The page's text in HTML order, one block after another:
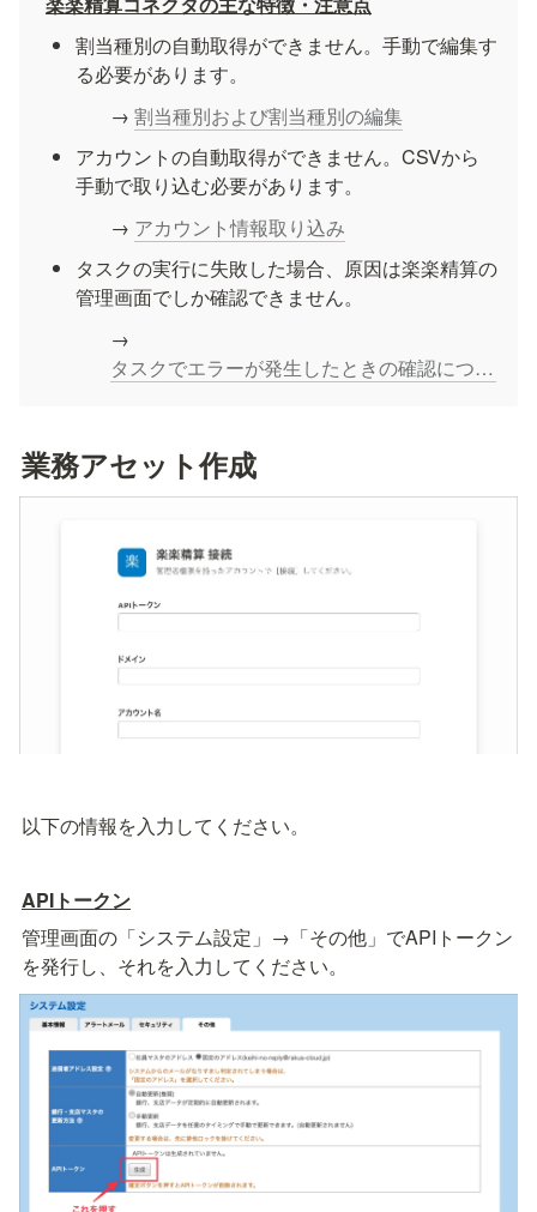
割当種別の自動取得ができません。手動で編集す
る必要があります。
→ 割当種別および割当種別の編集
アカウントの自動取得ができません。CSVから
手動で取り込む必要があります。
→ アカウント情報取り込み
タスクの実行に失敗した場合、原因は楽楽精算の
管理画面でしか確認できません。
→
タスクでエラーが発生したときの確認について
業務アセット作成
以下の情報を入力してください。
APIトークン
管理画面の「システム設定」→「その他」でAPIトークン
を発行し、それを入力してください。